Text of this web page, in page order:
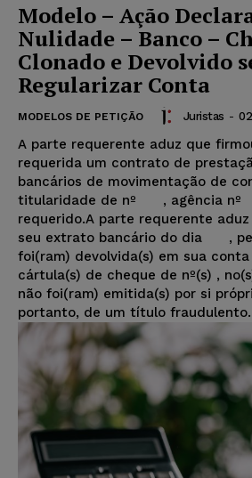
Modelo – Ação
Nulidade – Banco –
Clonado e Devolvido
Regularizar Conta
MODELOS DE PETIÇÃO Juristas -
A parte requerente aduz que
requerida um contrato de
bancários de movimentação de
titularidade de nº , agência
requerido.A parte requerente
seu extrato bancário do dia ,
foi(ram) devolvida(s) em sua
cártula(s) de cheque de nº(s) ,
não foi(ram) emitida(s) por si
portanto, de um título fraudulento.